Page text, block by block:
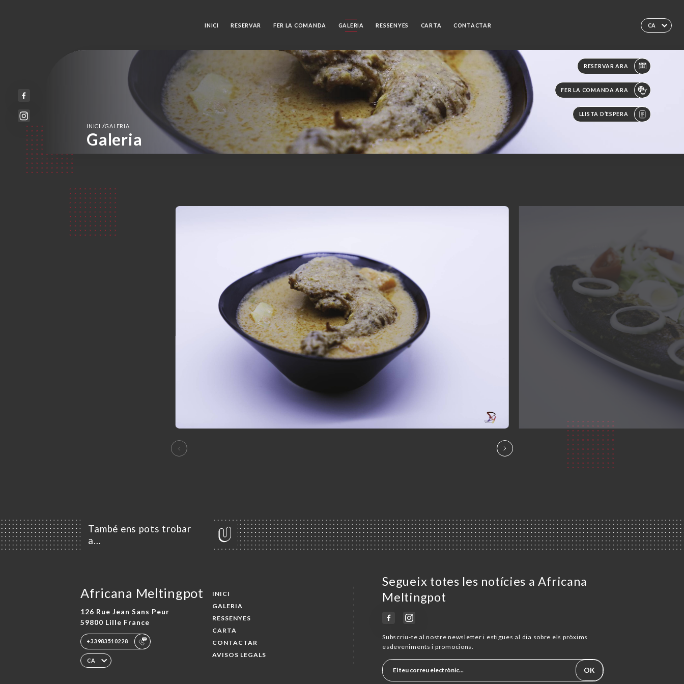
CA
INICI RESERVAR FER LA COMANDA GALERIA RESSENYES CARTA CONTACTAR
RESERVAR ARA
FER LA COMANDA ARA
LLISTA D’ESPERA
INICI /GALERIA
Galeria
També ens pots trobar
a…
Africana Meltingpot
126 Rue Jean Sans Peur
59800 Lille France
+33983510228
CA
INICI
GALERIA
RESSENYES
CARTA
CONTACTAR
AVISOS LEGALS
Segueix totes les notícies a Africana
Meltingpot
Subscriu-te al nostre newsletter i estigues al dia sobre els pròxims
esdeveniments i promocions.
OK